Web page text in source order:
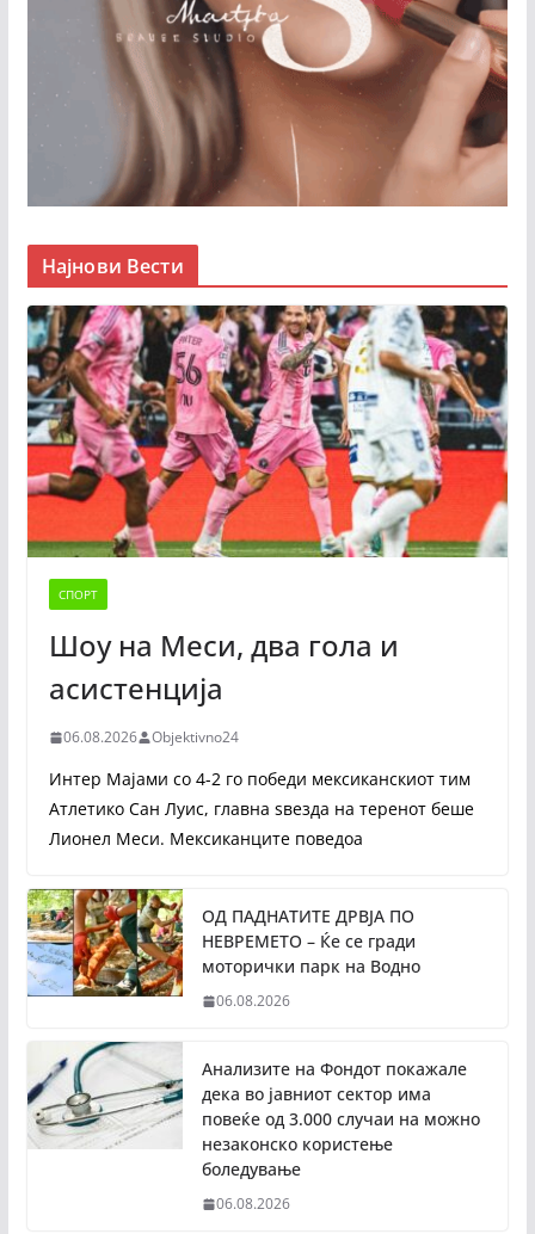
Најнови Вести
СПОРТ
Шоу на Меси, два гола и
асистенција
06.08.2026 Objektivno24
Интер Мајами со 4-2 го победи мексиканскиот тим
Атлетико Сан Луис, главна ѕвезда на теренот беше
Лионел Меси. Мексиканците поведоа
ОД ПАДНАТИТЕ ДРВЈА ПО
НЕВРЕМЕТО – Ќе се гради
моторички парк на Водно
06.08.2026
Анализите на Фондот покажале
дека во јавниот сектор има
повеќе од 3.000 случаи на можно
незаконско користење
боледување
06.08.2026